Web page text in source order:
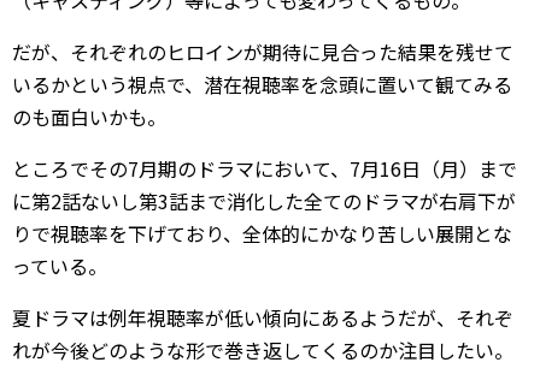
だが、それぞれのヒロインが期待に見合った結果を残せて
いるかという視点で、潜在視聴率を念頭に置いて観てみる
のも面白いかも。
ところでその7月期のドラマにおいて、7月16日（月）まで
に第2話ないし第3話まで消化した全てのドラマが右肩下が
りで視聴率を下げており、全体的にかなり苦しい展開とな
っている。
夏ドラマは例年視聴率が低い傾向にあるようだが、それぞ
れが今後どのような形で巻き返してくるのか注目したい。